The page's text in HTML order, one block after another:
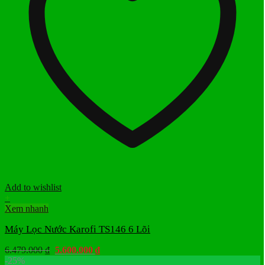
Add to wishlist
+
Xem nhanh
Máy Lọc Nước Karofi TS146 6 Lõi
6.479.000₫ Giá
5.600.000 ₫Giá
-25%